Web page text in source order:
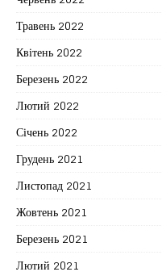
Травень 2022
Квітень 2022
Березень 2022
Лютий 2022
Січень 2022
Грудень 2021
Листопад 2021
Жовтень 2021
Березень 2021
Лютий 2021